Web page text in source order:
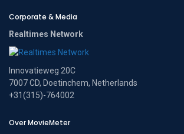
Corporate & Media
Realtimes Network
Innovatieweg 20C
7007 CD, Doetinchem, Netherlands
+31(315)-764002
Over MovieMeter